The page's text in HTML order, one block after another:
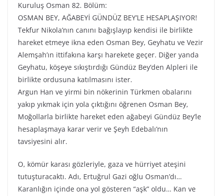
Kuruluş Osman 82. Bölüm:
OSMAN BEY, AĞABEYİ GÜNDÜZ BEY’LE HESAPLAŞIYOR!
Tekfur Nikola’nın canını bağışlayıp kendisi ile birlikte
hareket etmeye ikna eden Osman Bey, Geyhatu ve Vezir
Alemşah’ın ittifakına karşı harekete geçer. Diğer yanda
Geyhatu, köşeye sıkıştırdığı Gündüz Bey’den Alpleri ile
birlikte ordusuna katılmasını ister.
Argun Han ve yirmi bin nökerinin Türkmen obalarını
yakıp yıkmak için yola çıktığını öğrenen Osman Bey,
Moğollarla birlikte hareket eden ağabeyi Gündüz Bey’le
hesaplaşmaya karar verir ve Şeyh Edebalı’nın
tavsiyesini alır.
O, kömür karası gözleriyle, gaza ve hürriyet ateşini
tutuşturacaktı. Adı, Ertuğrul Gazi oğlu Osman’dı…
Karanlığın içinde ona yol gösteren “aşk” oldu… Kan ve